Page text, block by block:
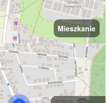
Mieszkanie